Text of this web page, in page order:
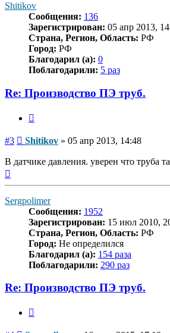
Shitikov
Сообщения: 136
Зарегистрирован: 05 апр 2013,
Страна, Регион, Область: РФ
Город: РФ
Благодарил (а): 0
Поблагодарили: 5 раз
Re: Производство ПЭ труб.
#3 Сообщение
Shitikov » 05 апр 2013, 14:48
В датчике давления. уверен что труба
Sergpolimer
Сообщения: 1952
Зарегистрирован: 15 июл 2010,
Страна, Регион, Область: РФ
Город: Не определился
Благодарил (а): 154 раза
Поблагодарили: 290 раз
Re: Производство ПЭ труб.